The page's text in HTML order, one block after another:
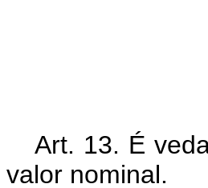
Art. 13. É
valor nominal.